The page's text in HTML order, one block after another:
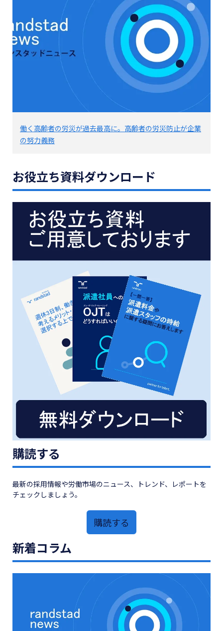
働く高齢者の労災が過去最高に。高齢者の労災防止が企業
の努力義務
お役立ち資料ダウンロード
購読する
最新の採用情報や労働市場のニュース、トレンド、レポートを
チェックしましょう。
購読する
新着コラム